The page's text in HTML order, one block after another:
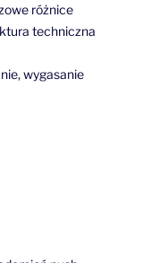
różnice
techniczna
wygasanie